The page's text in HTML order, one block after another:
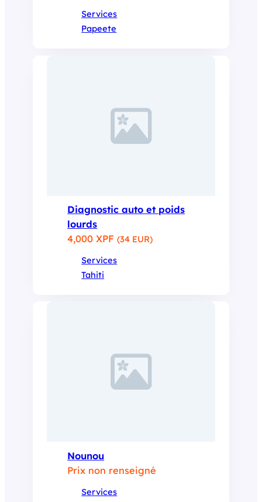
Services
Papeete
Diagnostic auto et poids
lourds
4,000 XPF(34 EUR)
Services
Tahiti
Nounou
Prix non renseigné
Services